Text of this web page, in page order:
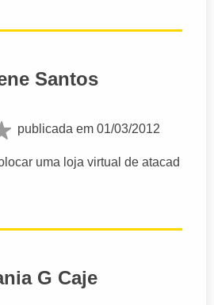
Santos
publicada em 01/03/2012
uma loja virtual de atacad
G Caje